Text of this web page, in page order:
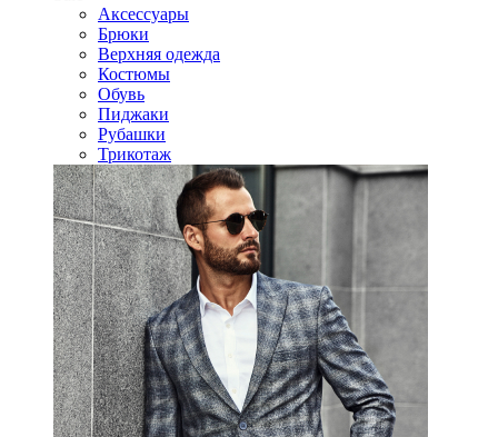
Аксессуары
Брюки
Верхняя одежда
Костюмы
Обувь
Пиджаки
Рубашки
Трикотаж